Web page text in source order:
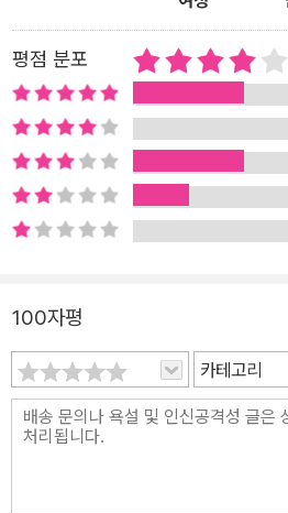
규정하는 순간 어떤 말이든 자동적으로
벌어졌던 것이다. 그런 구도 안에서는 오
있으며, 각 사안들의 복잡한 결은 쉽게
다 보니 정작 필요한 논의는 하지 못한
것에 머물러버리는 것은 아닌가 하는 우려가 커
해자입니까, 가해자입니까: 페미니즘이
말하지 못한 것』은 해시태그 운동의 한
으로 피해자 vs. 가해자 구도가 삭제하
라 등 스스로 여성이고 퀴어임을 공표한
고민 끝에 힘들여 글을 썼다. 가해자를
도울 수 있다는 믿음이 놓치고 있는 것
해자 중심주의는 피해자를 계속 그 위치
것은 아닐까. 이런 여러 고민을 담은 이
평점 분포
100자평
카테고리